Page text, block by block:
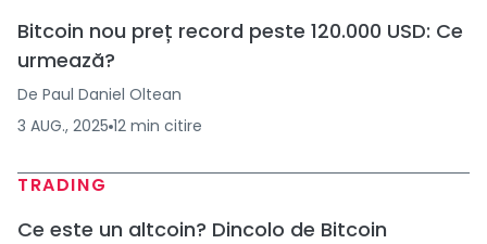
Bitcoin nou preț record peste 120.000 USD: Ce
urmează?
De Paul Daniel Oltean
3 AUG., 2025 12 min citire
TRADING
Ce este un altcoin? Dincolo de Bitcoin